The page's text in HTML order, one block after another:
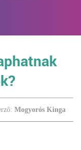
Mogyorós Kinga